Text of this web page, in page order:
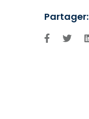
Partager: